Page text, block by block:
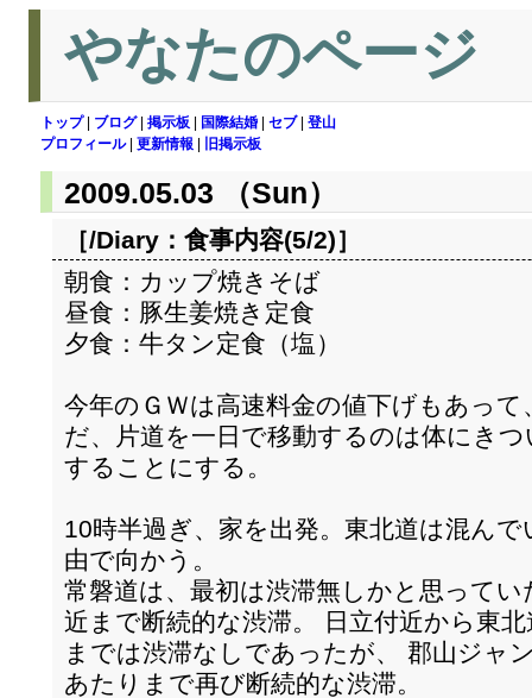
やなたのページ
トップ| ブログ| 掲示板 国際結婚 セブ| 登山
プロフィール| 更新情報 旧掲示板
2009.05.03 （Sun）
［/Diary： 食事内容(5/2)］
朝食：カップ焼きそば
昼食：豚生姜焼き定食
夕食：牛タン定食（塩）
今年のＧＷは高速料金の値下げもあっ
だ、片道を一日で移動するのは体にき
することにする。
10時半過ぎ、家を出発。東北道は混ん
由で向かう。
常磐道は、最初は渋滞無しかと思って
近まで断続的な渋滞。 日立付近から東
までは渋滞なしであったが、 郡山ジャ
あたりまで再び断続的な渋滞。